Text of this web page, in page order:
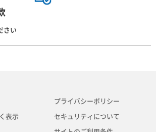
さい
表示
プライバシーポリシー
セキュリティについて